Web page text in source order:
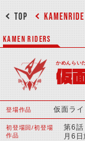
TOP
KAMEN RIDERS
かめんらい
仮
登場作品 仮面ラ
初登場回/初登場
作品
第6
月6